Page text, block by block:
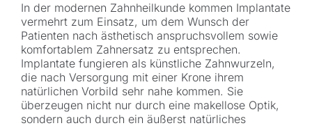
In der modernen Zahnheilkunde kommen Implantate
vermehrt zum Einsatz, um dem Wunsch der
Patienten nach ästhetisch anspruchsvollem sowie
komfortablem Zahnersatz zu entsprechen.
Implantate fungieren als künstliche Zahnwurzeln,
die nach Versorgung mit einer Krone ihrem
natürlichen Vorbild sehr nahe kommen. Sie
überzeugen nicht nur durch eine makellose Optik,
sondern auch durch ein äußerst natürliches